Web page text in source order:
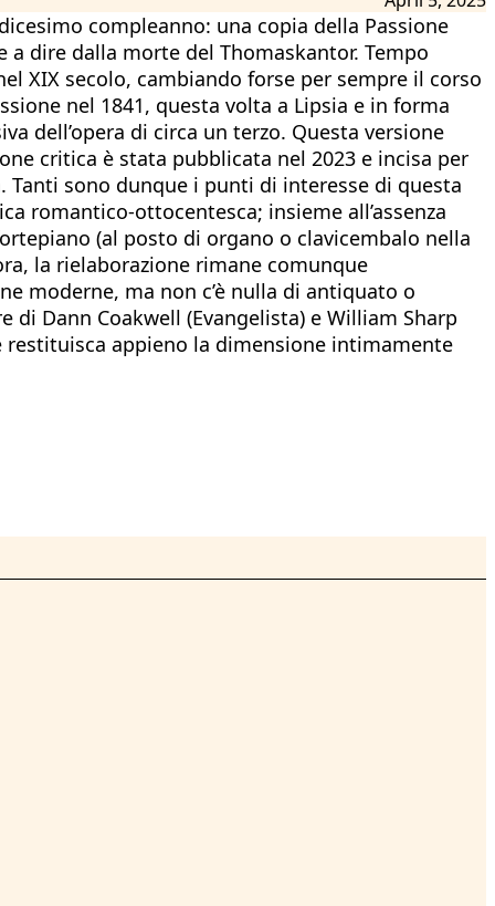
compleanno: una copia della Passione
a dire dalla morte del Thomaskantor. Tempo
XIX secolo, cambiando forse per sempre il corso
nel 1841, questa volta a Lipsia e in forma
dell’opera di circa un terzo. Questa versione
critica è stata pubblicata nel 2023 e incisa per
Tanti sono dunque i punti di interesse di questa
romantico-ottocentesca; insieme all’assenza
(al posto di organo o clavicembalo nella
la rielaborazione rimane comunque
moderne, ma non c’è nulla di antiquato o
Dann Coakwell (Evangelista) e William Sharp
restituisca appieno la dimensione intimamente